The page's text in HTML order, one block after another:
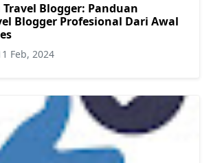
Blogger: Panduan
Blogger Profesional Dari Awal
Feb, 2024